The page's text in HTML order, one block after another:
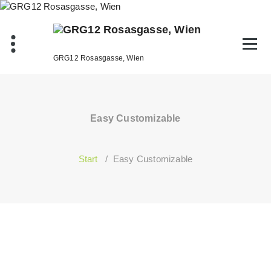
Zum
GRG12 Rosasgasse, Wien
Easy Customizable
Start / Easy Customizable